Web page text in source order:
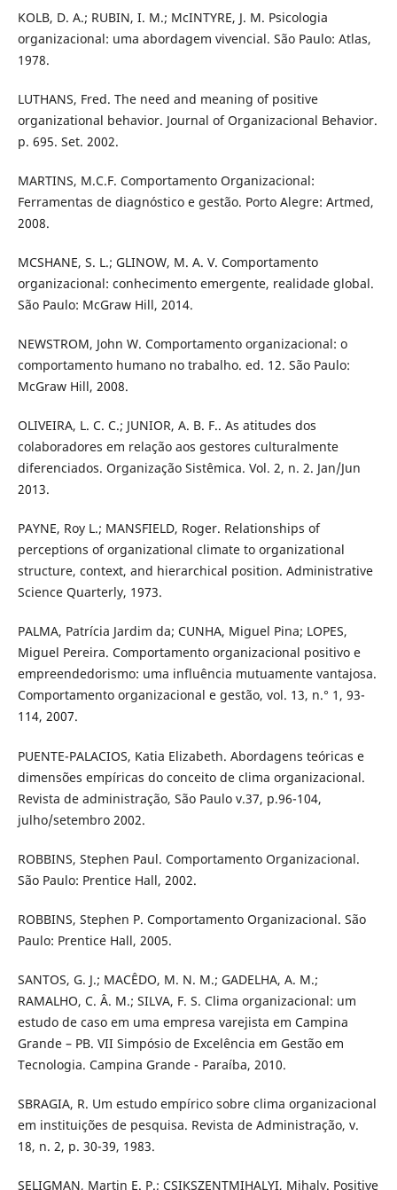
KOLB, D. A.; RUBIN, I. M.; McINTYRE, J. M. Psicologia
organizacional: uma abordagem vivencial. São Paulo: Atlas,
1978.
LUTHANS, Fred. The need and meaning of positive
organizational behavior. Journal of Organizacional Behavior.
p. 695. Set. 2002.
MARTINS, M.C.F. Comportamento Organizacional:
Ferramentas de diagnóstico e gestão. Porto Alegre: Artmed,
2008.
MCSHANE, S. L.; GLINOW, M. A. V. Comportamento
organizacional: conhecimento emergente, realidade global.
São Paulo: McGraw Hill, 2014.
NEWSTROM, John W. Comportamento organizacional: o
comportamento humano no trabalho. ed. 12. São Paulo:
McGraw Hill, 2008.
OLIVEIRA, L. C. C.; JUNIOR, A. B. F.. As atitudes dos
colaboradores em relação aos gestores culturalmente
diferenciados. Organização Sistêmica. Vol. 2, n. 2. Jan/Jun
2013.
PAYNE, Roy L.; MANSFIELD, Roger. Relationships of
perceptions of organizational climate to organizational
structure, context, and hierarchical position. Administrative
Science Quarterly, 1973.
PALMA, Patrícia Jardim da; CUNHA, Miguel Pina; LOPES,
Miguel Pereira. Comportamento organizacional positivo e
empreendedorismo: uma influência mutuamente vantajosa.
Comportamento organizacional e gestão, vol. 13, n.° 1, 93-
114, 2007.
PUENTE-PALACIOS, Katia Elizabeth. Abordagens teóricas e
dimensões empíricas do conceito de clima organizacional.
Revista de administração, São Paulo v.37, p.96-104,
julho/setembro 2002.
ROBBINS, Stephen Paul. Comportamento Organizacional.
São Paulo: Prentice Hall, 2002.
ROBBINS, Stephen P. Comportamento Organizacional. São
Paulo: Prentice Hall, 2005.
SANTOS, G. J.; MACÊDO, M. N. M.; GADELHA, A. M.;
RAMALHO, C. Â. M.; SILVA, F. S. Clima organizacional: um
estudo de caso em uma empresa varejista em Campina
Grande – PB. VII Simpósio de Excelência em Gestão em
Tecnologia. Campina Grande - Paraíba, 2010.
SBRAGIA, R. Um estudo empírico sobre clima organizacional
em instituições de pesquisa. Revista de Administração, v.
18, n. 2, p. 30-39, 1983.
SELIGMAN, Martin E. P.; CSIKSZENTMIHALYI, Mihaly. Positive